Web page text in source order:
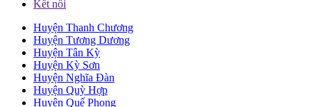
Kết nối
Huyện Thanh Chương
Huyện Tương Dương
Huyện Tân Kỳ
Huyện Kỳ Sơn
Huyện Nghĩa Đàn
Huyện Quỳ Hợp
Huyện Quế Phong